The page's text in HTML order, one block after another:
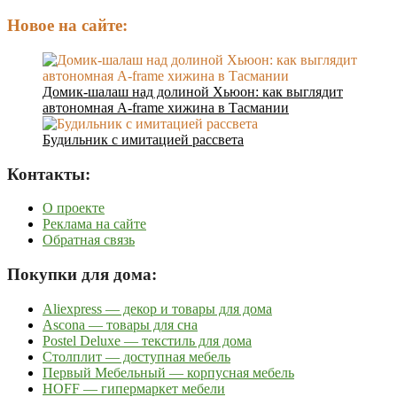
Новое на сайте:
Домик-шалаш над долиной Хьюон: как выглядит
автономная A-frame хижина в Тасмании
Будильник с имитацией рассвета
Контакты:
О проекте
Реклама на сайте
Обратная связь
Покупки для дома:
Aliexpress — декор и товары для дома
Ascona — товары для сна
Postel Deluxe — текстиль для дома
Столплит — доступная мебель
Первый Мебельный — корпусная мебель
HOFF — гипермаркет мебели